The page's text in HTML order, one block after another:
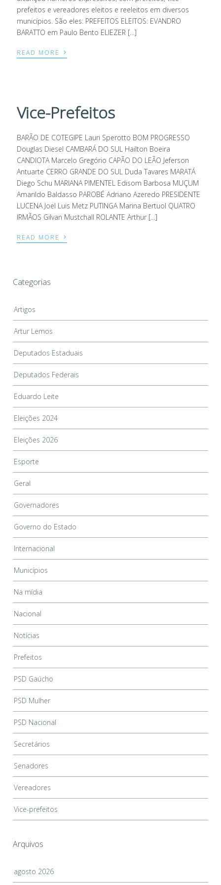
prefeitos e vereadores eleitos e reeleitos em diversos
municípios. São eles: PREFEITOS ELEITOS: EVANDRO
BARATTO em Paulo Bento ELIEZER […]
READ MORE ›
Vice-Prefeitos
BARÃO DE COTEGIPE Lauri Sperotto BOM PROGRESSO
Douglas Diesel CAMBARÁ DO SUL Hailton Boeira
CANDIOTA Marcelo Gregório CAPÃO DO LEÃO Jeferson
Antuarte CERRO GRANDE DO SUL Duda Tavares MARATÁ
Diego Schu MARIANA PIMENTEL Edisom Barbosa MUÇUM
Amarildo Baldasso PAROBÉ Adriano Azeredo PRESIDENTE
LUCENA Joel Luis Metz PUTINGA Marina Bertuol QUATRO
IRMÃOS Gilvan Mustchall ROLANTE Arthur […]
READ MORE ›
Categorias
Artigos
Artur Lemos
Deputados Estaduais
Deputados Federais
Eduardo Leite
Eleições 2024
Eleições 2026
Esporte
Geral
Governadores
Governo do Estado
Internacional
Municípios
Na mídia
Nacional
Notícias
Prefeitos
PSD Gaúcho
PSD Mulher
PSD Nacional
Secretários
Senadores
Vereadores
Vice-prefeitos
Arquivos
agosto 2026